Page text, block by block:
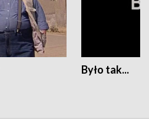
Było tak...